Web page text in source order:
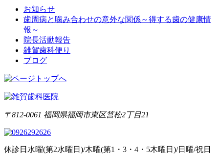
お知らせ
歯周病と噛み合わせの意外な関係～得する歯の健康情
報～
院長活動報告
雑賀歯科便り
ブログ
〒812-0061 福岡県福岡市東区筥松2丁目21
休診日 水曜(第2水曜日)/木曜(第1・3・4・5木曜日)/日曜/祝日